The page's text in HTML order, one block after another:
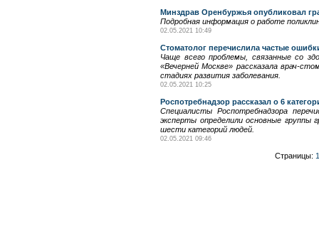
Минздрав Оренбуржья опубликовал
Подробная информация о работе
02.05.2021 10:49
Стоматолог перечислила частые
Чаще всего проблемы, связанные со
«Вечерней Москве» рассказала врач-
стадиях развития заболевания.
02.05.2021 10:25
Роспотребнадзор рассказал о 6
Специалисты Роспотребнадзора
эксперты определили основные группы
шести категорий людей.
02.05.2021 09:46
Страницы: 1